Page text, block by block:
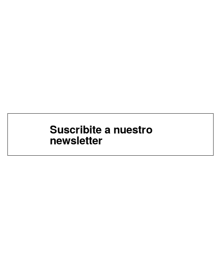
Suscribite a nuestro
newsletter